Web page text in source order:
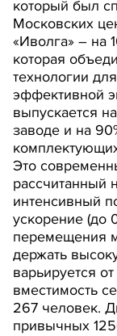
который был
Московских
«Иволга» – на
которая
технологии
эффективной
выпускается
заводе и на
Это
рассчитанный
интенсивный
ускорение (до
перемещения
держать
варьируется
вместимость
267 человек.
привычных